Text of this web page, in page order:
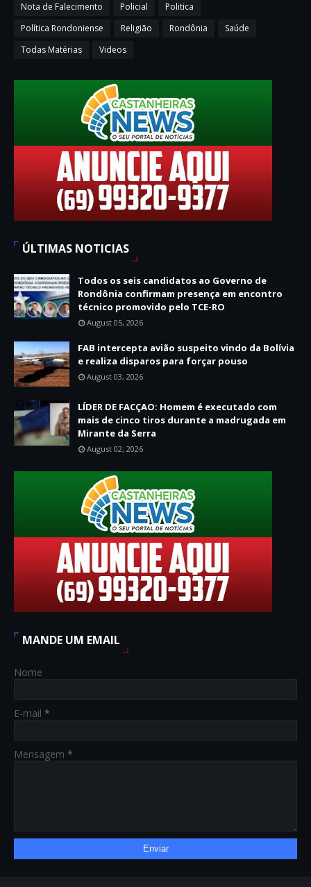
Nota de Falecimento
Policial
Politica
Política Rondoniense
Religião Rondônia
Saúde
Todas Matérias
Videos
ÚLTIMAS NOTICIAS
Todos os seis candidatos ao Governo de
Rondônia confirmam presença em encontro
técnico promovido pelo TCE-RO
August 05, 2026
FAB intercepta avião suspeito vindo da Bolívia
e realiza disparos para forçar pouso
August 03, 2026
LÍDER DE FACÇAO: Homem é executado com
mais de cinco tiros durante a madrugada em
Mirante da Serra
August 02, 2026
MANDE UM EMAIL
Nome
E-mail *
Mensagem *